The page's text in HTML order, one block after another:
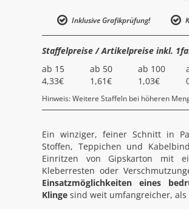
Inklusive Grafikprüfung!
Staffelpreise / Artikelpreise inkl.
ab 15
4,33€
ab 50
1,61€
ab 100
1,03€
Hinweis: Weitere Staffeln bei höheren
Ein winziger, feiner Schnitt in
Stoffen, Teppichen und
Einritzen von Gipskarton mit
Kleberresten oder
Einsatzmöglichkeiten eines
Klinge sind weit umfangreicher,